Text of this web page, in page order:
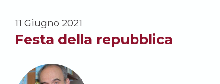
11 Giugno 2021
Festa della repubblica